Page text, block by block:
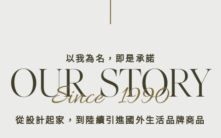
以我為名，即是承諾
OUR STORY
Since 1990
從設計起家，到陸續引進國外生活品牌商品